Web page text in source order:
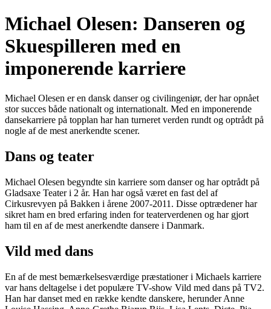
Michael Olesen: Danseren og
Skuespilleren med en
imponerende karriere
Michael Olesen er en dansk danser og civilingeniør, der har opnået
stor succes både nationalt og internationalt. Med en imponerende
dansekarriere på topplan har han turneret verden rundt og optrådt på
nogle af de mest anerkendte scener.
Dans og teater
Michael Olesen begyndte sin karriere som danser og har optrådt på
Gladsaxe Teater i 2 år. Han har også været en fast del af
Cirkusrevyen på Bakken i årene 2007-2011. Disse optrædener har
sikret ham en bred erfaring inden for teaterverdenen og har gjort
ham til en af de mest anerkendte dansere i Danmark.
Vild med dans
En af de mest bemærkelsesværdige præstationer i Michaels karriere
var hans deltagelse i det populære TV-show Vild med dans på TV2.
Han har danset med en række kendte danskere, herunder Anne